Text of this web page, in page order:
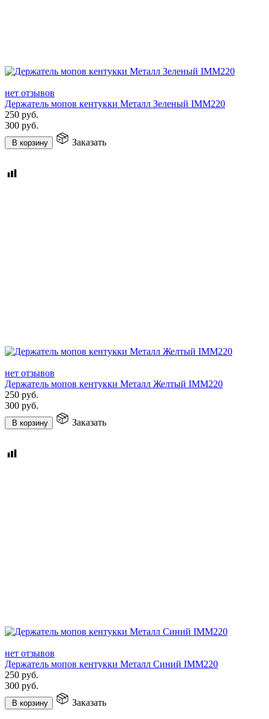
нет отзывов
Держатель мопов кентукки Металл Зеленый IMM220
250 руб.
300 руб.
В корзину Заказать
нет отзывов
Держатель мопов кентукки Металл Желтый IMM220
250 руб.
300 руб.
В корзину Заказать
нет отзывов
Держатель мопов кентукки Металл Синий IMM220
250 руб.
300 руб.
В корзину Заказать